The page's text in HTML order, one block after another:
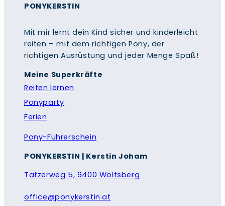
PONYKERSTIN
Mit mir lernt dein Kind sicher und kinderleicht
reiten – mit dem richtigen Pony, der
richtigen Ausrüstung und jeder Menge Spaß!
Meine Superkräfte
Reiten lernen
Ponyparty
Ferien
Pony-Führerschein
PONYKERSTIN | Kerstin Joham
Tatzerweg 5, 9400 Wolfsberg
office@ponykerstin.at